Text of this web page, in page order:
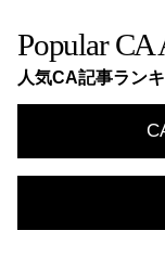
Popular CA
人気CA記事ラン